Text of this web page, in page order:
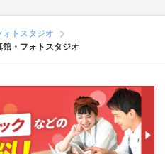
ォトスタジオ
・フォトスタジオ